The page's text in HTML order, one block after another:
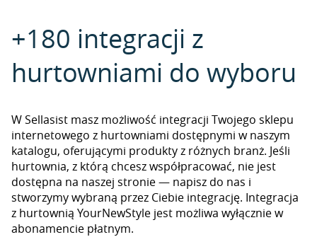
+180 integracji z
hurtowniami do wyboru
W Sellasist masz możliwość integracji Twojego sklepu
internetowego z hurtowniami dostępnymi w naszym
katalogu, oferującymi produkty z różnych branż. Jeśli
hurtownia, z którą chcesz współpracować, nie jest
dostępna na naszej stronie — napisz do nas i
stworzymy wybraną przez Ciebie integrację. Integracja
z hurtownią YourNewStyle jest możliwa wyłącznie w
abonamencie płatnym.